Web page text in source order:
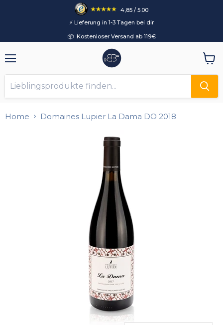
4,85 / 5.00
⚡️ Lieferung in 1-3 Tagen bei dir
📦 Kostenloser Versand ab 119€
Home Domaines Lupier La Dama DO 2018